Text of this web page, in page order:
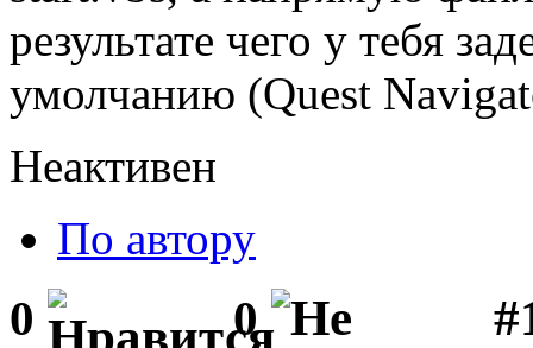
результате чего у тебя
умолчанию (Quest
Неактивен
По автору
0 0